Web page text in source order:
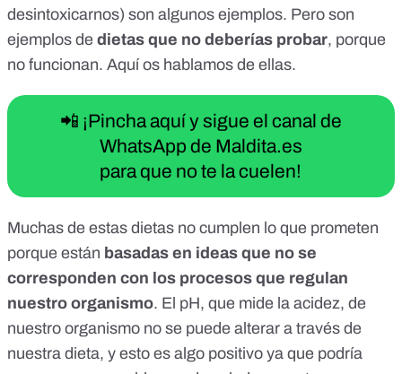
desintoxicarnos) son algunos ejemplos. Pero son
ejemplos de dietas que no deberías probar, porque
no funcionan. Aquíos hablamos de ellas.
📲 ¡Pincha aquí y sigue el canal de
WhatsApp de Maldita.es
para que no te la cuelen!
Muchas de estas dietas no cumplen lo que prometen
porque están basadas en ideas que no se
corresponden con los procesos que regulan
nuestro organismo. El pH, que mide la acidez, de
nuestro organismo no se puede alterar a través de
nuestra dieta, y esto es algo positivo ya que podría